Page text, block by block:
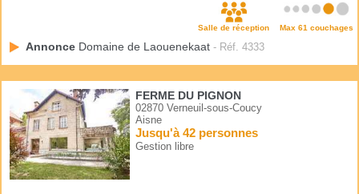
Salle de réception Max 61 couchages
Annonce Domaine de Laouenekaat - Réf. 4333
FERME DU PIGNON
02870 Verneuil-sous-Coucy
Aisne
Jusqu'à 42 personnes
Gestion libre